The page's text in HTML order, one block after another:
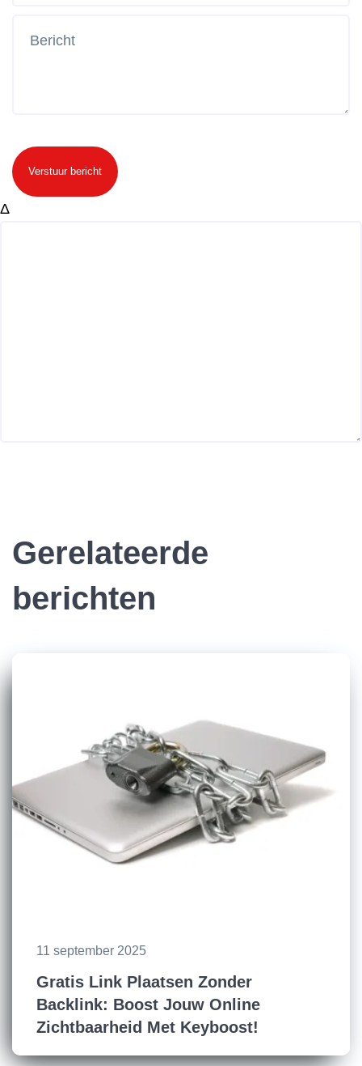
Verstuur bericht
Δ
Gerelateerde
berichten
11 september 2025
Gratis Link Plaatsen Zonder
Backlink: Boost Jouw Online
Zichtbaarheid Met Keyboost!